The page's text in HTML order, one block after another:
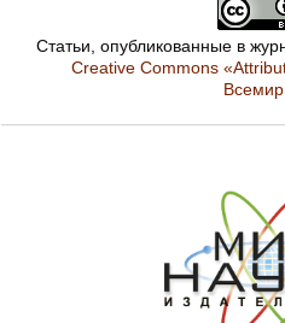
Статьи, опубликованные в
Creative Commons